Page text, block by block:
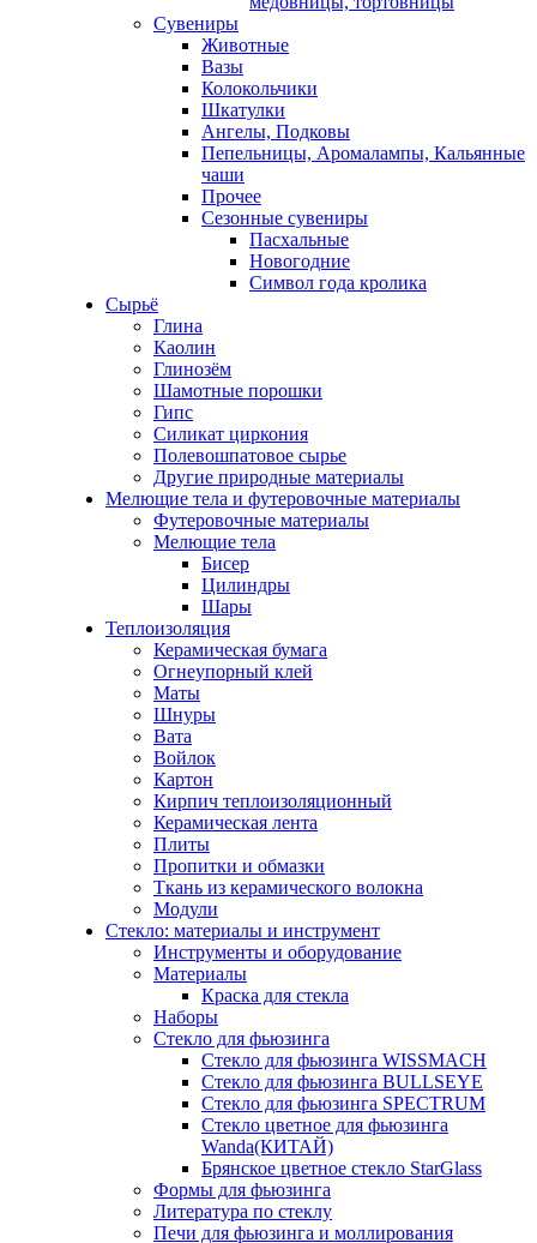
Сувениры
Животные
Вазы
Колокольчики
Шкатулки
Ангелы, Подковы
Пепельницы, Аромалампы, Кальянные
чаши
Прочее
Сезонные сувениры
Пасхальные
Новогодние
Символ года кролика
Сырьё
Глина
Каолин
Глинозём
Шамотные порошки
Гипс
Силикат циркония
Полевошпатовое сырье
Другие природные материалы
Мелющие тела и футеровочные материалы
Футеровочные материалы
Мелющие тела
Бисер
Цилиндры
Шары
Теплоизоляция
Керамическая бумага
Огнеупорный клей
Маты
Шнуры
Вата
Войлок
Картон
Кирпич теплоизоляционный
Керамическая лента
Плиты
Пропитки и обмазки
Ткань из керамического волокна
Модули
Стекло: материалы и инструмент
Инструменты и оборудование
Материалы
Краска для стекла
Наборы
Стекло для фьюзинга
Стекло для фьюзинга WISSMACH
Стекло для фьюзинга BULLSEYE
Стекло для фьюзинга SPECTRUM
Стекло цветное для фьюзинга
Wanda(КИТАЙ)
Брянское цветное стекло StarGlass
Формы для фьюзинга
Литература по стеклу
Печи для фьюзинга и моллирования